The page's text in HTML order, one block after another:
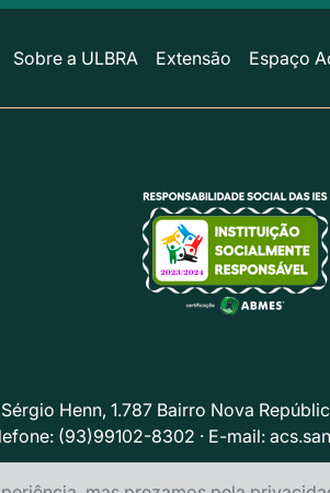
Sobre a ULBRA Extensão Espaço
Henn, 1.787 Bairro Nova
(93)99102-8302 · E-mail: